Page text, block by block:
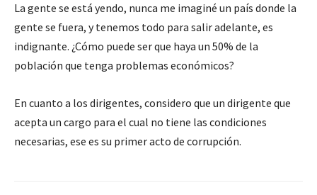
La gente se está yendo, nunca me imaginé un país donde la
gente se fuera, y tenemos todo para salir adelante, es
indignante. ¿Cómo puede ser que haya un 50% de la
población que tenga problemas económicos?
En cuanto a los dirigentes, considero que un dirigente que
acepta un cargo para el cual no tiene las condiciones
necesarias, ese es su primer acto de corrupción.